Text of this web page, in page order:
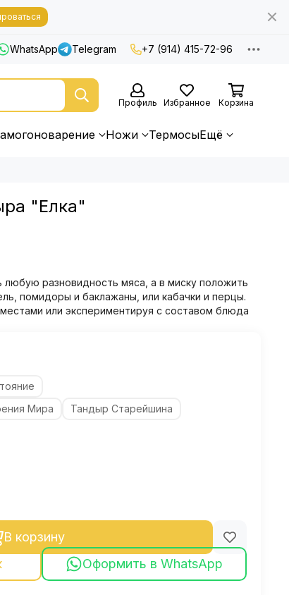
WhatsApp Telegram +7 (914) 415-72-96
Профиль Избранное Корзина
Ножи ТермосыЕщё
"Елка"
разновидность мяса, а в миску положить
помидоры и баклажаны, или кабачки и перцы.
или экспериментируя с составом блюда
Мира
Тандыр Старейшина
В корзину
Оформить в WhatsApp